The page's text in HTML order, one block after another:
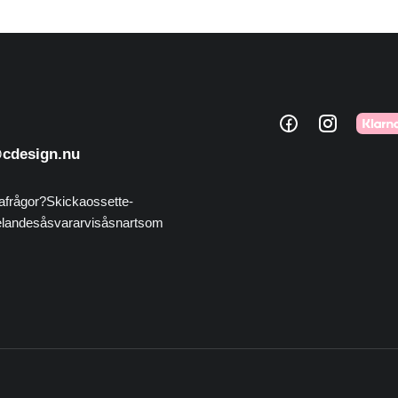
frågor? Skicka oss ett e-
så svarar vi så snart som